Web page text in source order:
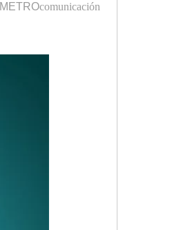
METROcomunicación